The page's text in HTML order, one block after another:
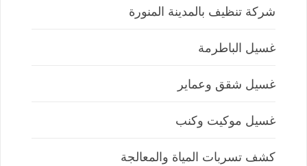
شركة تنظيف بالمدينة المنورة
غسيل الباطرمة
غسيل شقق وعماير
غسيل موكيت وكنب
كشف تسربات المياة والمعالجة